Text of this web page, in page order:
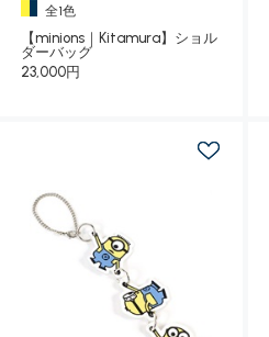
全1色
【minions｜Kitamura】ショル
ダーバッグ
23,000円